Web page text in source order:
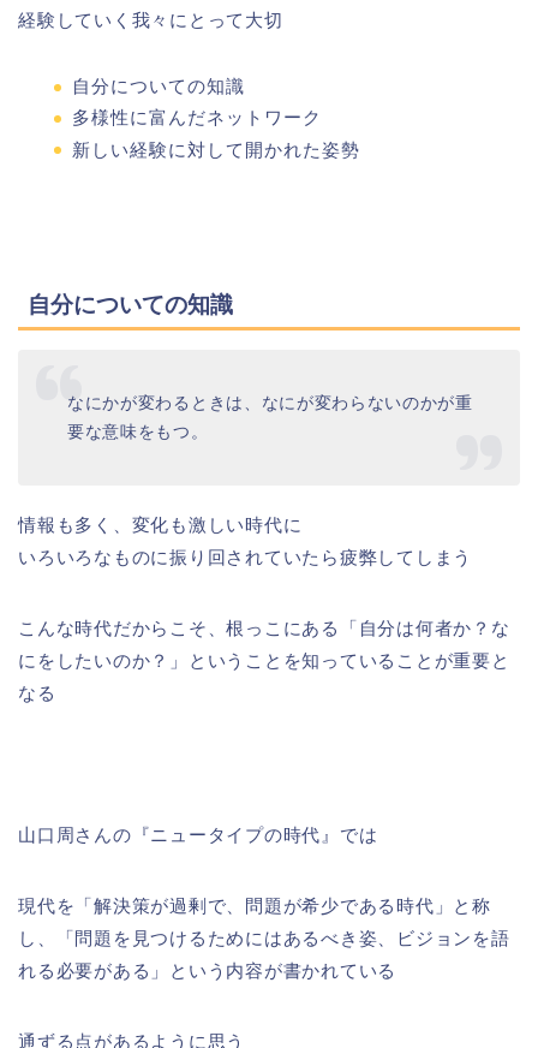
経験していく我々にとって大切
自分についての知識
多様性に富んだネットワーク
新しい経験に対して開かれた姿勢
自分についての知識
なにかが変わるときは、なにが変わらないのかが重
要な意味をもつ。
情報も多く、変化も激しい時代に
いろいろなものに振り回されていたら疲弊してしまう
こんな時代だからこそ、根っこにある「自分は何者か？な
にをしたいのか？」ということを知っていることが重要と
なる
山口周さんの『ニュータイプの時代』では
現代を「解決策が過剰で、問題が希少である時代」と称
し、「問題を見つけるためにはあるべき姿、ビジョンを語
れる必要がある」という内容が書かれている
通ずる点があるように思う